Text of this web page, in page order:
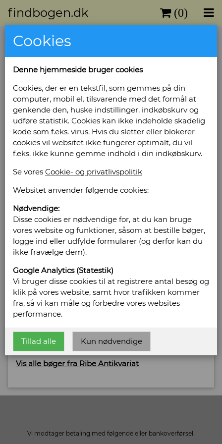
findbogen.dk (0)
Danske gårde i tekst og billeder.
(1993) - Antal bind: 2 - Antal sider: 376+439 -
Indbinding: Helfablea - Tilstand: Næsten fejlfrit
sæt. -
Bog ID: 9309
2A: Blåvandshuk, Bramming, Brørup, Holsted.
Samt tilføjelser til: Grindsted, Helle m.m. 2B:
Ribe, Varde, Vejen. Illustreret sort/hvid.
Pris: Kr. 620,00
Læg i kurv
Sælges af: Ribe Antikvariat
Bregnegårdsvej 29
6630 Rødding
Telefonnr: 75 42 15 12
CVR/SE: 20864044
Hjemmeside:
http://www.ribeantikvariat.dk
Email: peter@ribeantikvariat.dk
Vis alle bøger fra Ribe Antikvariat
Vi modtager betaling med følgende eller bankoverførsel.
Cookies
Denne hjemmeside bruger cookies
Cookies, der er en tekstfil, som gemmes på din
computer, mobil el. tilsvarende med det formål at
genkende den, huske indstillinger, indkøbskurv og
udføre statistik. Cookies kan ikke indeholde skadelig
kode som f.eks. virus. Hvis du sletter eller blokerer
cookies vil websitet ikke fungerer optimalt, du vil
f.eks. ikke kunne gemme indhold i din indkøbskurv.
Se vores Cookie- og privatlivspolitik
Websitet anvender følgende cookies:
Nødvendige:
Disse cookies er nødvendige for, at du kan bruge
vores website og funktioner, såsom at bestille bøger,
logge ind eller udfylde formularer (og derfor kan du
ikke fravælge dem).
Google Analytics (Statestik)
Vi bruger disse cookies til at registrere antal besøg og
klik på vores website, samt hvor trafikken kommer
fra, så vi kan måle og forbedre vores websites
performance.
Tillad alle Kun nødvendige